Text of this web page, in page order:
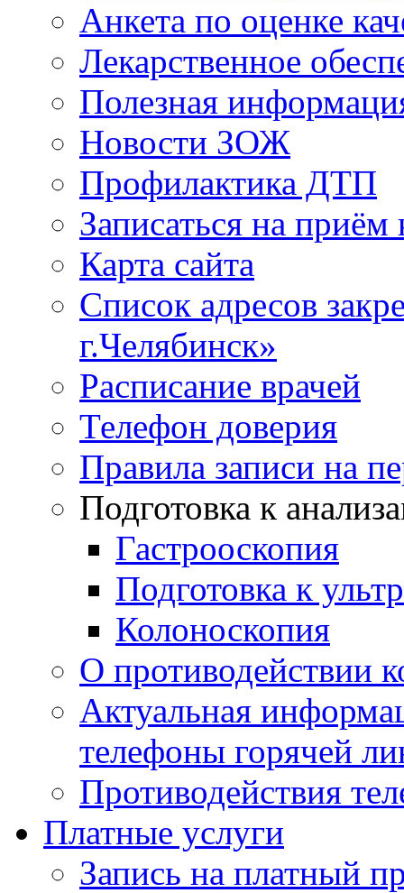
Анкета по оценке
Лекарственное
Полезная
Новости ЗОЖ
Профилактика ДТП
Записаться на приём
Карта сайта
Список адресов
г.Челябинск»
Расписание врачей
Телефон доверия
Правила записи на
Подготовка к
Гастрооскопия
Подготовка к
Колоноскопия
О противодействии
Актуальная
телефоны горячей
Противодействия
Платные услуги
Запись на платный